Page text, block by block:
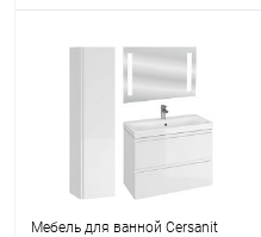
Мебель для ванной Cersanit